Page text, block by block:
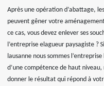
Après une opération d’abattage,
peuvent gêner votre
ce cas, vous devez enlever ses
l’entreprise elagueur paysagiste ?
lausanne nous sommes
d’une compétence de haut niveau,
donner le résultat qui répond à